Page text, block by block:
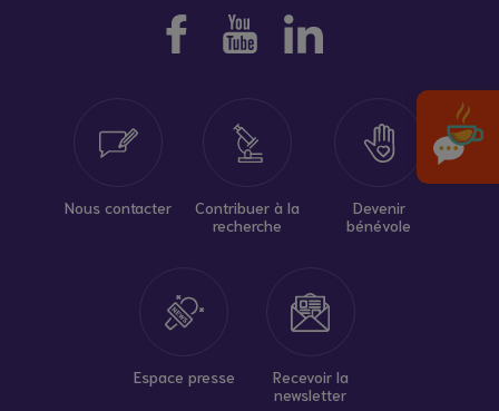
Nous contacter
Contribuer à la
recherche
Devenir
bénévole
Espace presse
Recevoir la
newsletter